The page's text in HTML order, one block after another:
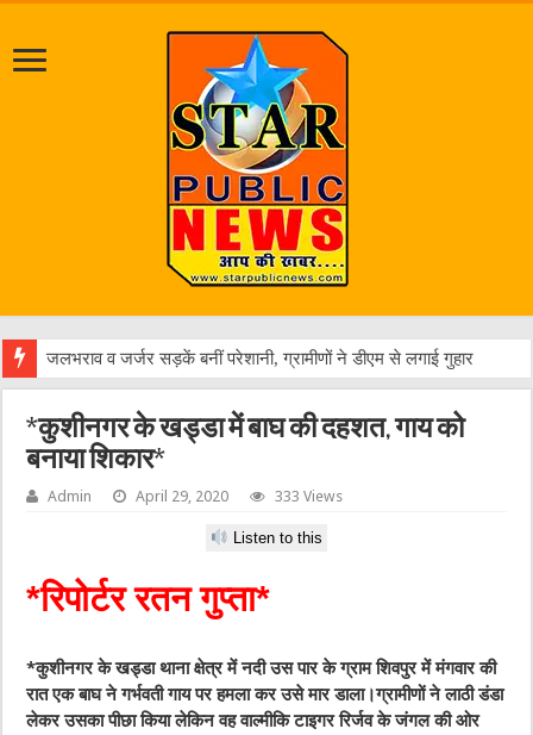
एक वारं
*कुशीनगर के खड्डा में बाघ की दहशत, गाय को
बनाया शिकार*
Admin April 29, 2020 333 Views
Listen to this
*रिपोर्टर रतन गुप्ता*
*कुशीनगर के खड्डा थाना क्षेत्र में नदी उस पार के ग्राम शिवपुर में मंगवार की
रात एक बाघ ने गर्भवती गाय पर हमला कर उसे मार डाला।ग्रामीणों ने लाठी डंडा
लेकर उसका पीछा किया लेकिन वह वाल्मीकि टाइगर रिर्जव के जंगल की ओर